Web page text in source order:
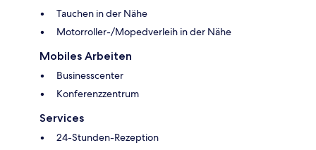
Tauchen in der Nähe
Motorroller-/Mopedverleih in der Nähe
Mobiles Arbeiten
Businesscenter
Konferenzzentrum
Services
24-Stunden-Rezeption